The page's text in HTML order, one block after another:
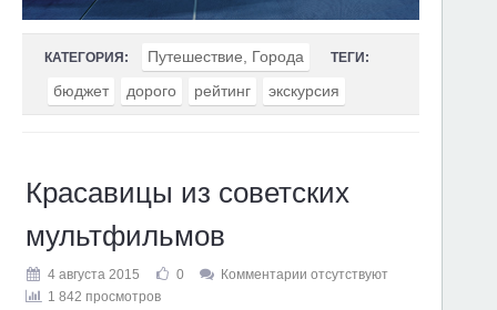
КАТЕГОРИЯ: Путешествие, Города ТЕГИ:
бюджет дорого рейтинг экскурсия
Красавицы из советских
мультфильмов
4 августа 2015 0
Комментарии отсутствуют
1 842 просмотров